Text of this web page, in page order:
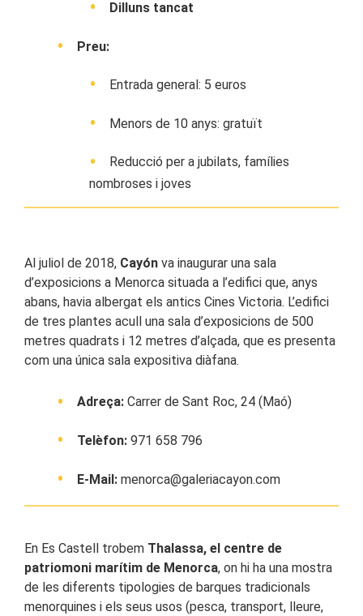
Dilluns tancat
Preu:
Entrada general: 5 euros
Menors de 10 anys: gratuït
Reducció per a jubilats, famílies
nombroses i joves
Al juliol de 2018, Cayón va inaugurar una sala
d’exposicions a Menorca situada a l’edifici que, anys
abans, havia albergat els antics Cines Victoria. L’edifici
de tres plantes acull una sala d’exposicions de 500
metres quadrats i 12 metres d’alçada, que es presenta
com una única sala expositiva diàfana.
Adreça: Carrer de Sant Roc, 24 (Maó)
Telèfon: 971 658 796
E-Mail: menorca@galeriacayon.com
En Es Castell trobem Thalassa, el centre de
patriomoni marítim de Menorca, on hi ha una mostra
de les diferents tipologies de barques tradicionals
menorquines i els seus usos (pesca, transport, lleure,